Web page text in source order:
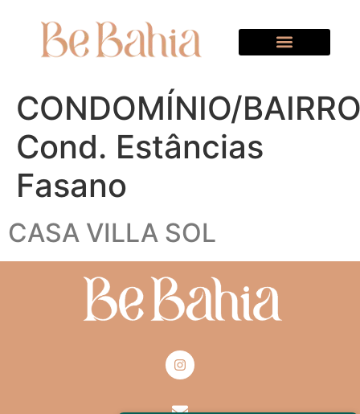
CONDOMÍNIO/
Cond. Estâncias
Fasano
CASA VILLA SOL